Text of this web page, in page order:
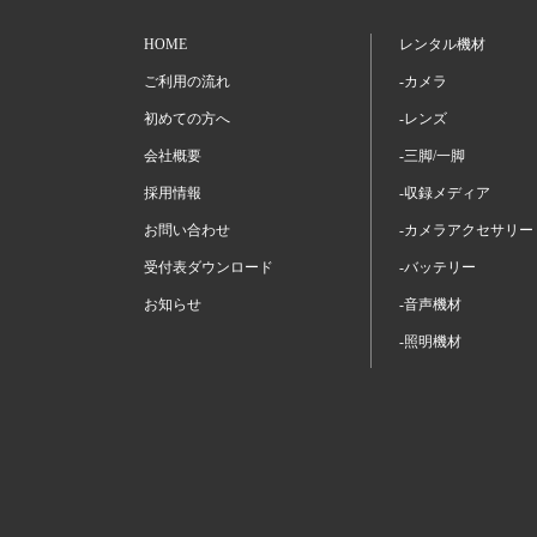
HOME
ご利用の流れ
初めての方へ
会社概要
採用情報
お問い合わせ
受付表ダウンロード
お知らせ
レンタル機材
-カメラ
-レンズ
-三脚/一脚
-収録メディア
-カメラアクセサリー
-バッテリー
-音声機材
-照明機材